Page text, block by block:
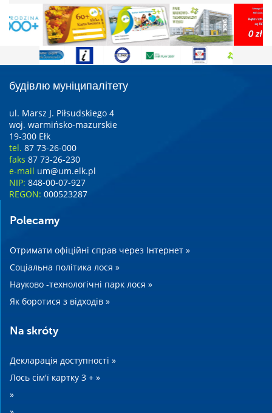
будівлю муніципалітету
ul. Marsz J. Piłsudskiego 4
woj. warmińsko-mazurskie
19-300 Ełk
tel. 87 73-26-000
faks 87 73-26-230
e-mail um@um.elk.pl
NIP: 848-00-07-927
REGON: 000523287
Polecamy
Отримати офіційні справ через Інтернет »
Соціальна політика лося »
Науково -технологічні парк лося »
Як боротися з відходів »
Na skróty
Декларація доступності »
Лось сім'ї картку 3 + »
»